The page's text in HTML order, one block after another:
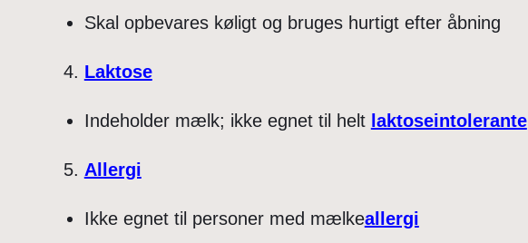
Skal opbevares køligt og bruges hurtigt efter åbning
Laktose
Indeholder mælk; ikke egnet til helt laktoseintolerante
Allergi
Ikke egnet til personer med mælkeallergi